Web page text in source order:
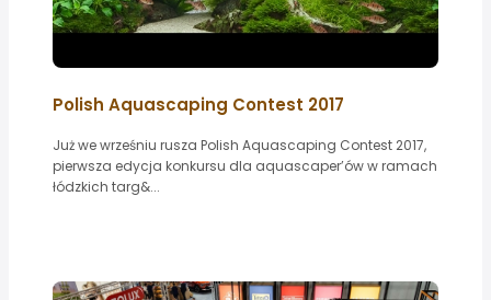
Polish Aquascaping Contest 2017
Już we wrześniu rusza Polish Aquascaping Contest 2017,
pierwsza edycja konkursu dla aquascaper’ów w ramach
łódzkich targ&...